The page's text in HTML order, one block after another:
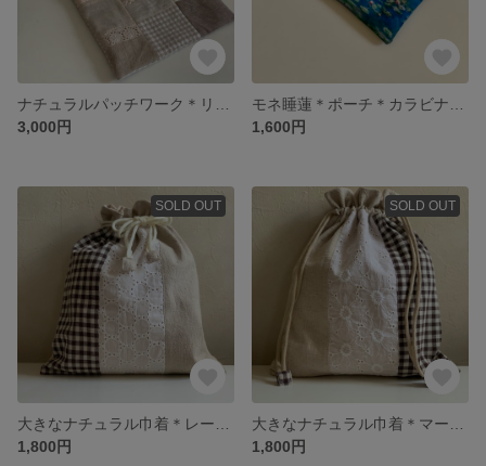
3,000円
1,600円
SOLD OUT
1,800円
SOLD OUT
1,800円